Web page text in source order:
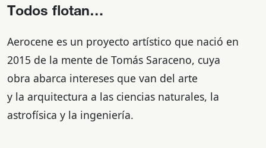
Todos flotan…
Aerocene es un proyecto artístico que nació en
2015 de la mente de Tomás Saraceno, cuya
obra abarca intereses que van del arte
y la arquitectura a las ciencias naturales, la
astrofísica y la ingeniería.